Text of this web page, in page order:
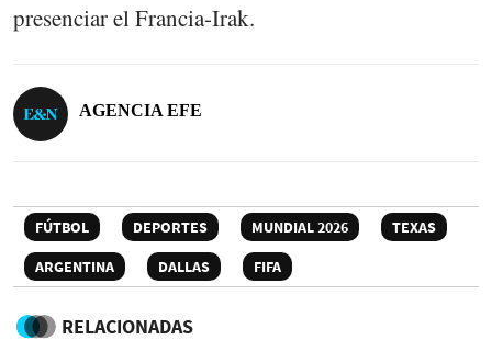
presenciar el Francia-Irak.
AGENCIA EFE
FÚTBOL DEPORTES MUNDIAL 2026
TEXAS
ARGENTINA
DALLAS FIFA
RELACIONADAS